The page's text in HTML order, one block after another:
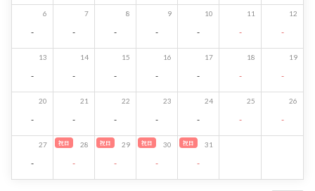
6
-
7
-
8
-
9
-
10
-
11
-
12
-
13
-
14
-
15
-
16
-
17
-
18
-
19
-
20
-
21
-
22
-
23
-
24
-
25
-
26
-
27
-
祝日 28
-
祝日 29
-
祝日 30
-
祝日 31
-